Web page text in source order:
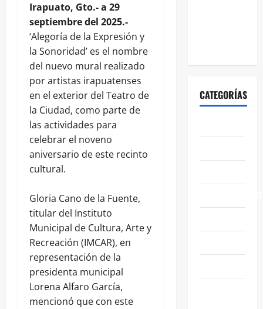
Irapuato, Gto.- a 29
septiembre del 2025.-
‘Alegoría de la Expresión y
la Sonoridad’ es el nombre
del nuevo mural realizado
por artistas irapuatenses
en el exterior del Teatro de
la Ciudad, como parte de
las actividades para
celebrar el noveno
aniversario de este recinto
cultural.
Gloria Cano de la Fuente,
titular del Instituto
Municipal de Cultura, Arte y
Recreación (IMCAR), en
representación de la
presidenta municipal
Lorena Alfaro García,
mencionó que con este
CATEGORÍAS